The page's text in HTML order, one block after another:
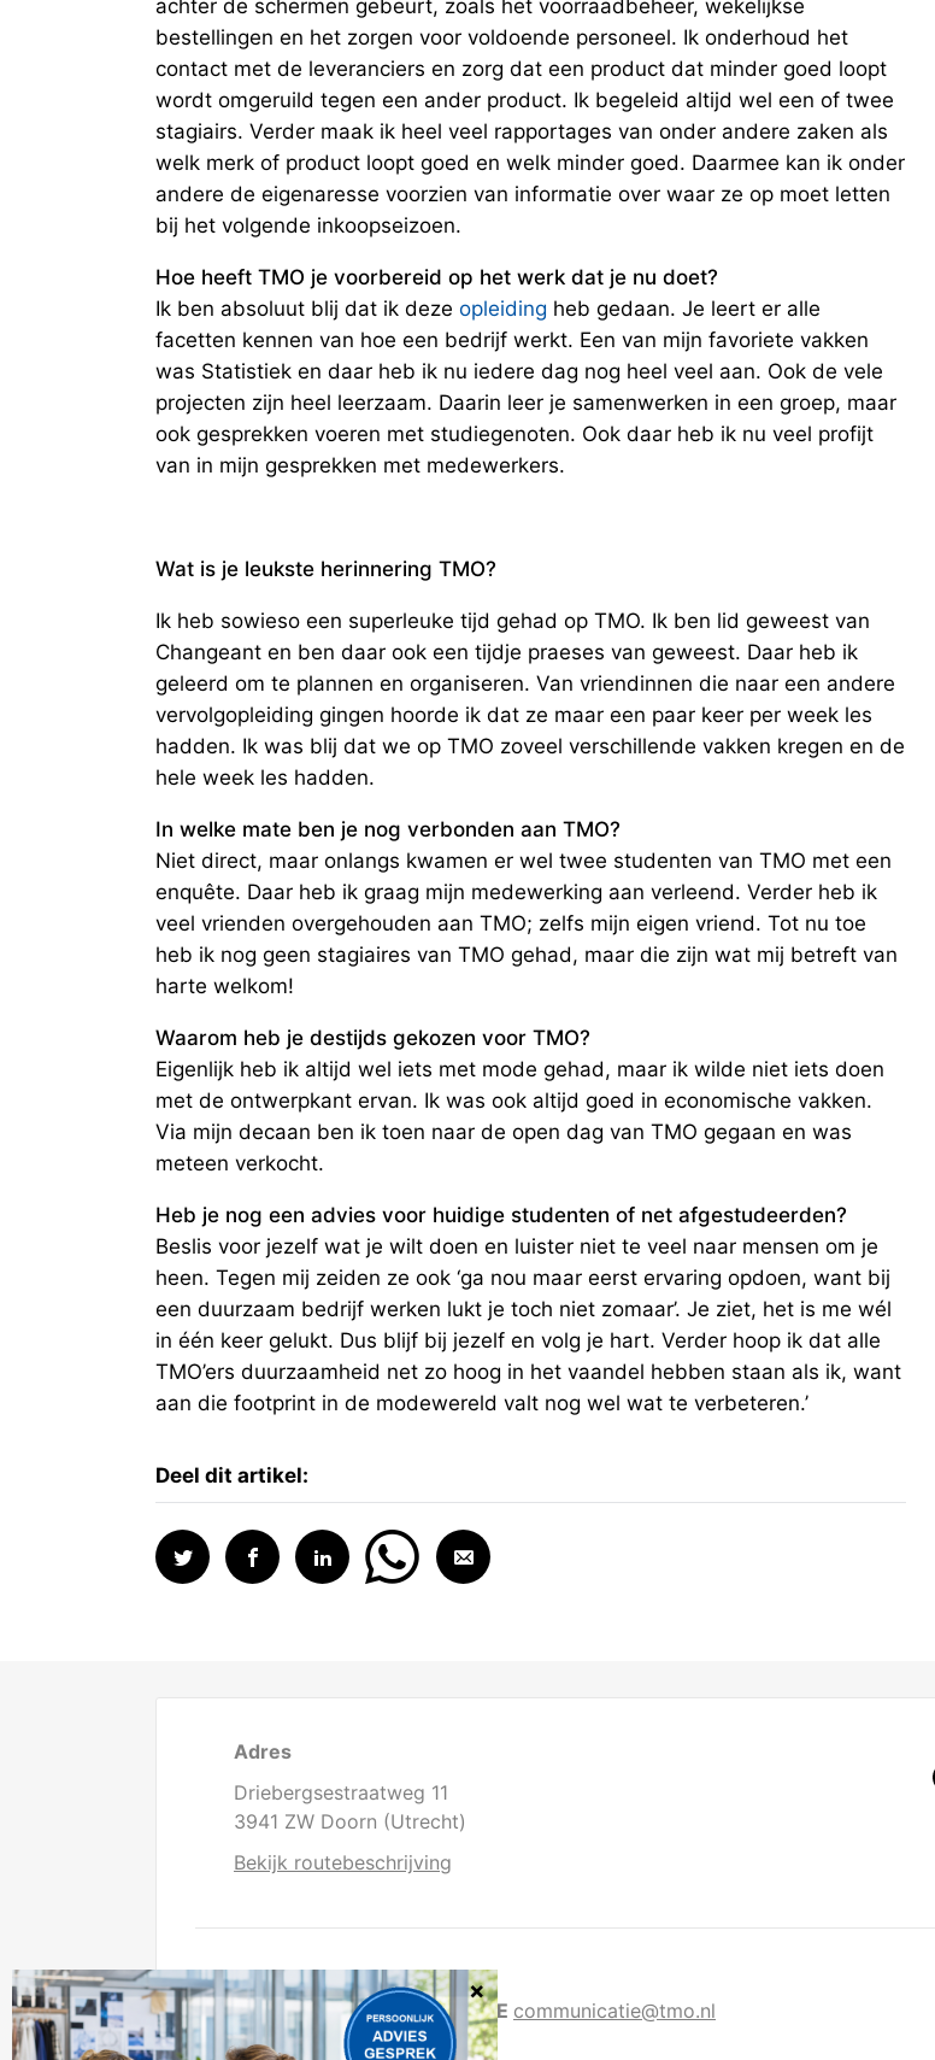
achter de schermen gebeurt, zoals het voorraadbeheer, wekelijkse
bestellingen en het zorgen voor voldoende personeel. Ik onderhoud het
contact met de leveranciers en zorg dat een product dat minder goed loopt
wordt omgeruild tegen een ander product. Ik begeleid altijd wel een of twee
stagiairs. Verder maak ik heel veel rapportages van onder andere zaken als
welk merk of product loopt goed en welk minder goed. Daarmee kan ik onder
andere de eigenaresse voorzien van informatie over waar ze op moet letten
bij het volgende inkoopseizoen.
Hoe heeft TMO je voorbereid op het werk dat je nu doet?
Ik ben absoluut blij dat ik deze opleiding heb gedaan. Je leert er alle
facetten kennen van hoe een bedrijf werkt. Een van mijn favoriete vakken
was Statistiek en daar heb ik nu iedere dag nog heel veel aan. Ook de vele
projecten zijn heel leerzaam. Daarin leer je samenwerken in een groep, maar
ook gesprekken voeren met studiegenoten. Ook daar heb ik nu veel profijt
van in mijn gesprekken met medewerkers.
Wat is je leukste herinnering TMO?
Ik heb sowieso een superleuke tijd gehad op TMO. Ik ben lid geweest van
Changeant en ben daar ook een tijdje praeses van geweest. Daar heb ik
geleerd om te plannen en organiseren. Van vriendinnen die naar een andere
vervolgopleiding gingen hoorde ik dat ze maar een paar keer per week les
hadden. Ik was blij dat we op TMO zoveel verschillende vakken kregen en de
hele week les hadden.
In welke mate ben je nog verbonden aan TMO?
Niet direct, maar onlangs kwamen er wel twee studenten van TMO met een
enquête. Daar heb ik graag mijn medewerking aan verleend. Verder heb ik
veel vrienden overgehouden aan TMO; zelfs mijn eigen vriend. Tot nu toe
heb ik nog geen stagiaires van TMO gehad, maar die zijn wat mij betreft van
harte welkom!
Waarom heb je destijds gekozen voor TMO?
Eigenlijk heb ik altijd wel iets met mode gehad, maar ik wilde niet iets doen
met de ontwerpkant ervan. Ik was ook altijd goed in economische vakken.
Via mijn decaan ben ik toen naar de open dag van TMO gegaan en was
meteen verkocht.
Heb je nog een advies voor huidige studenten of net afgestudeerden?
Beslis voor jezelf wat je wilt doen en luister niet te veel naar mensen om je
heen. Tegen mij zeiden ze ook ‘ga nou maar eerst ervaring opdoen, want bij
een duurzaam bedrijf werken lukt je toch niet zomaar’. Je ziet, het is me wél
in één keer gelukt. Dus blijf bij jezelf en volg je hart. Verder hoop ik dat alle
TMO’ers duurzaamheid net zo hoog in het vaandel hebben staan als ik, want
aan die footprint in de modewereld valt nog wel wat te verbeteren.’
Deel dit artikel:
Adres
Driebergsestraatweg 11
3941 ZW Doorn (Utrecht)
Bekijk routebeschrijving
Direct contact
T0343 - 41 64 80 E communicatie@tmo.nl